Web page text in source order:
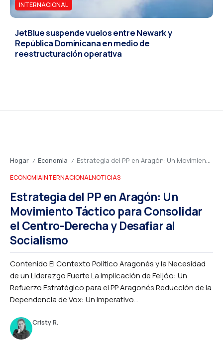
INTERNACIONAL
JetBlue suspende vuelos entre Newark y
República Dominicana en medio de
reestructuración operativa
Hogar / Economia / Estrategia del PP en Aragón: Un Movimiento Táctico para Consolidar el Centro-Derecha y Desafiar al Socialismo
ECONOMIAINTERNACIONALNOTICIAS
Estrategia del PP en Aragón: Un
Movimiento Táctico para Consolidar
el Centro-Derecha y Desafiar al
Socialismo
Contenido El Contexto Político Aragonés y la Necesidad
de un Liderazgo Fuerte La Implicación de Feijóo: Un
Refuerzo Estratégico para el PP Aragonés Reducción de la
Dependencia de Vox: Un Imperativo...
Cristy R.